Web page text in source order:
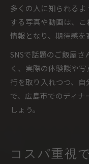
多くの人に知られる
する写真や動画は、
情報となり、期待感を
SNSで話題のご飯屋
く、実際の体験談や
行を取り入れつつ、
で、広島市でのディ
しょう。
コスパ重視